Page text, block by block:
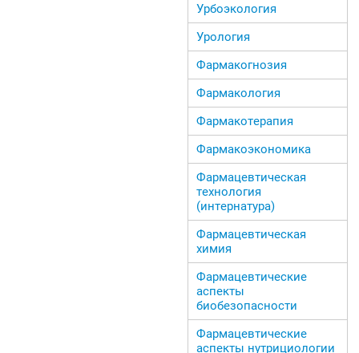
Урбоэкология
Урология
Фармакогнозия
Фармакология
Фармакотерапия
Фармакоэкономика
Фармацевтическая
технология
(интернатура)
Фармацевтическая
химия
Фармацевтические
аспекты
биобезопасности
Фармацевтические
аспекты нутрициологии